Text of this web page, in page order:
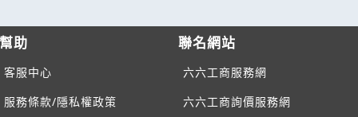
幫助
客服中心
服務條款/隱私權政策
聯名網站
六六工商服務網
六六工商詢價服務網